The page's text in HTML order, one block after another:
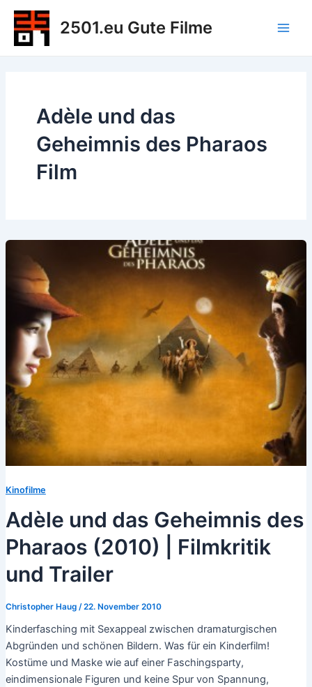
Zum
Inhalt
springen
2501.eu Gute Filme
Adèle und das
Geheimnis des Pharaos
Film
Kinofilme
Adèle und das Geheimnis des
Pharaos (2010) | Filmkritik
und Trailer
Christopher Haug /22. November 2010
Kinderfasching mit Sexappeal zwischen dramaturgischen
Abgründen und schönen Bildern. Was für ein Kinderfilm!
Kostüme und Maske wie auf einer Faschingsparty,
eindimensionale Figuren und keine Spur von Spannung,